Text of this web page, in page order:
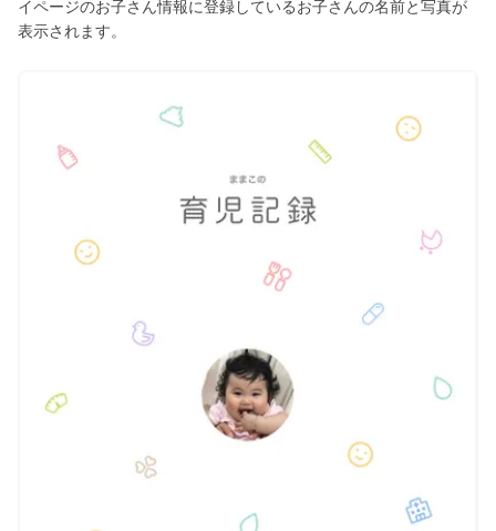
イページのお子さん情報に登録しているお子さんの名前と写真が
表示されます。